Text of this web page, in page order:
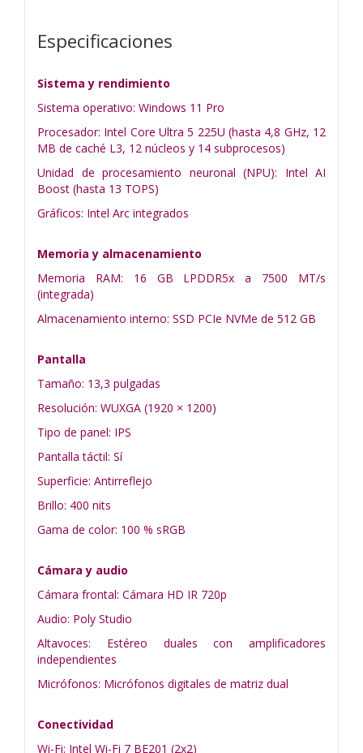
Especificaciones
Sistema y rendimiento
Sistema operativo: Windows 11 Pro
Procesador: Intel Core Ultra 5 225U (hasta 4,8 GHz, 12
MB de caché L3, 12 núcleos y 14 subprocesos)
Unidad de procesamiento neuronal (NPU): Intel AI
Boost (hasta 13 TOPS)
Gráficos: Intel Arc integrados
Memoria y almacenamiento
Memoria RAM: 16 GB LPDDR5x a 7500 MT/s
(integrada)
Almacenamiento interno: SSD PCIe NVMe de 512 GB
Pantalla
Tamaño: 13,3 pulgadas
Resolución: WUXGA (1920 × 1200)
Tipo de panel: IPS
Pantalla táctil: Sí
Superficie: Antirreflejo
Brillo: 400 nits
Gama de color: 100 % sRGB
Cámara y audio
Cámara frontal: Cámara HD IR 720p
Audio: Poly Studio
Altavoces: Estéreo duales con amplificadores
independientes
Micrófonos: Micrófonos digitales de matriz dual
Conectividad
Wi-Fi: Intel Wi-Fi 7 BE201 (2x2)